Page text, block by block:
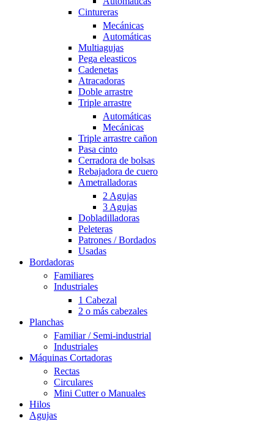
Cintureras
Mecánicas
Automáticas
Multiagujas
Pega eleasticos
Cadenetas
Atracadoras
Doble arrastre
Triple arrastre
Automáticas
Mecánicas
Triple arrastre cañon
Pasa cinto
Cerradora de bolsas
Rebajadora de cuero
Ametralladoras
2 Agujas
3 Agujas
Dobladilladoras
Peleteras
Patrones / Bordados
Usadas
Bordadoras
Familiares
Industriales
1 Cabezal
2 o más cabezales
Planchas
Familiar / Semi-industrial
Industriales
Máquinas Cortadoras
Rectas
Circulares
Mini Cutter o Manuales
Hilos
Agujas